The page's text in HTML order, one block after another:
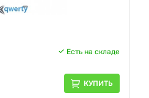
Есть на складе
КУПИТЬ